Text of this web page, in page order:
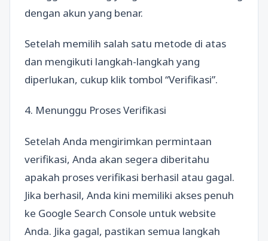
dengan akun yang benar.
Setelah memilih salah satu metode di atas
dan mengikuti langkah-langkah yang
diperlukan, cukup klik tombol “Verifikasi”.
4. Menunggu Proses Verifikasi
Setelah Anda mengirimkan permintaan
verifikasi, Anda akan segera diberitahu
apakah proses verifikasi berhasil atau gagal.
Jika berhasil, Anda kini memiliki akses penuh
ke Google Search Console untuk website
Anda. Jika gagal, pastikan semua langkah